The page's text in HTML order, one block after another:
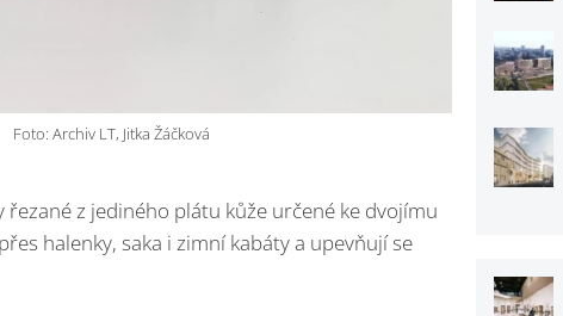
Foto: Archiv LT, Jitka Žáčková
z jediného plátu kůže určené ke dvojímu
halenky, saka i zimní kabáty a upevňují se